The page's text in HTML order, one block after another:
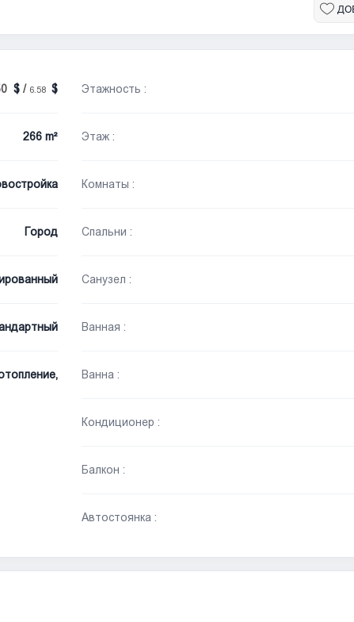
/ 6.58
266 m²
Город
Этажность :
Этаж :
Комнаты :
Спальни :
Санузел :
Ванная :
Ванна :
Кондиционер :
Балкон :
Автостоянка :